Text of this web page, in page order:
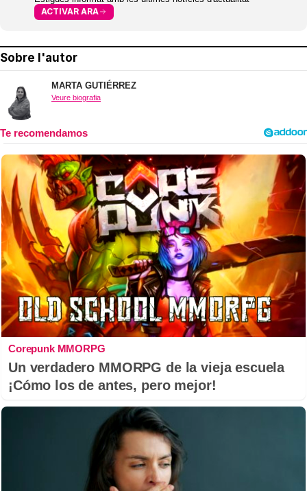
ACTIVAR ARA
Sobre l'autor
MARTA GUTIÉRREZ
Veure biografia
Corepunk MMORPG
Un verdadero MMORPG de la vieja escuela
¡Cómo los de antes, pero mejor!